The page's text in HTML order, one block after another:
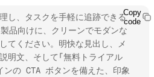
し、タスクを手軽に追跡できる
品向けに、クリーンでモダンな
てください。明快な見出し、メ
明文、そして「無料トライアル
ンの CTA ボタンを備えた、印象
Copy
code